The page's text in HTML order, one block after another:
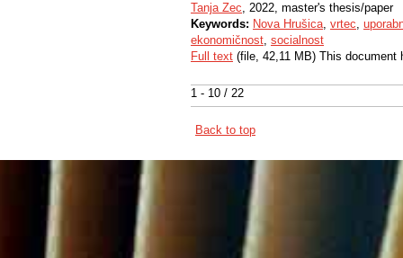
1 - 10 / 22
Tanja Zec, 2022, master's thesis/paper
Keywords: Nova Hrušica, vrtec,
ekonomičnost, socialnost
Full text (file, 42,11 MB) This
Back to top